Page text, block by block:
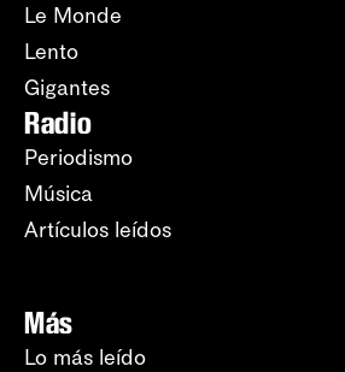
Le Monde
Lento
Gigantes
Radio
Periodismo
Música
Artículos leídos
Más
Lo más leído